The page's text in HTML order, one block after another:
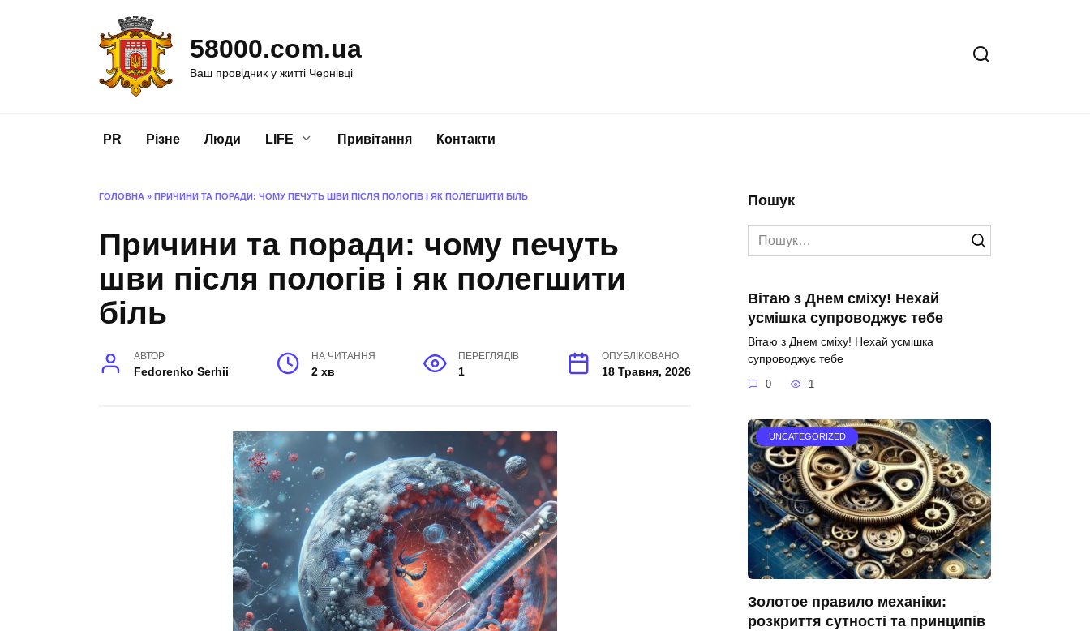
58000.com.ua
Ваш провідник у житті Чернівці
PR Різне Люди LIFE Привітання Контакти
ГОЛОВНА » ПРИЧИНИ ТА ПОРАДИ: ЧОМУ ПЕЧУТЬ ШВИ ПІСЛЯ ПОЛОГІВ І ЯК ПОЛЕГШИТИ БІЛЬ
Причини та поради: чому печуть
шви після пологів і як полегшити
біль
АВТОР
Fedorenko Serhii
НА ЧИТАННЯ
2 хв
ПЕРЕГЛЯДІВ
1
ОПУБЛІКОВАНО
18 Травня, 2026
Пошук
Search
for:
Вітаю з Днем сміху! Нехай
усмішка супроводжує тебе
Вітаю з Днем сміху! Нехай усмішка
супроводжує тебе
0 1
UNCATEGORIZED
Золотое правило механіки:
розкриття сутності та принципів